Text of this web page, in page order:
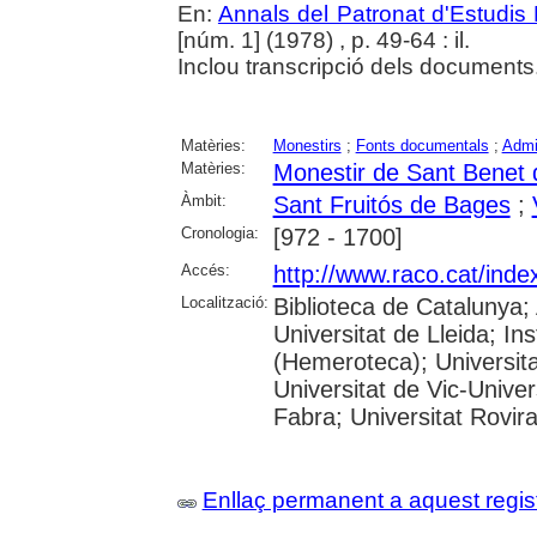
En: Annals del Patronat d'Estudis
[núm. 1] (1978) , p. 49-64 : il.
Inclou transcripció dels
Matèries: Monestirs ; Fonts documentals ;
Matèries:
Monestir de Sant Benet
Àmbit: Sant Fruitós de Bages;
Cronologia: [972 - 1700]
Accés: http://www.raco.cat/
Localització: Biblioteca de
Universitat de Lleida;
(Hemeroteca);
Universitat de Vic-
Fabra; Universitat
Enllaç permanent a aquest